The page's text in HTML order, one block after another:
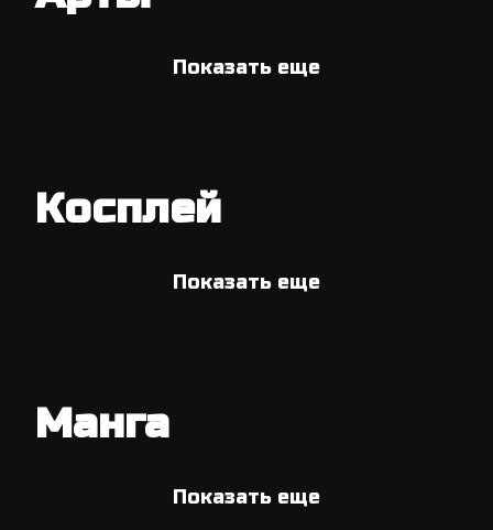
Показать еще
Косплей
Показать еще
Манга
Показать еще